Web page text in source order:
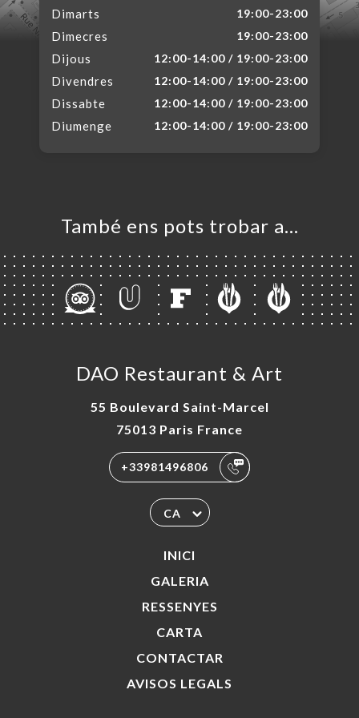
Dimarts 19:00-23:00
Dimecres 19:00-23:00
Dijous 12:00-14:00 / 19:00-23:00
Divendres 12:00-14:00 / 19:00-23:00
Dissabte 12:00-14:00 / 19:00-23:00
Diumenge 12:00-14:00 / 19:00-23:00
També ens pots trobar a…
DAO Restaurant & Art
55 Boulevard Saint-Marcel
75013 Paris France
+33981496806
CA
INICI
GALERIA
RESSENYES
CARTA
CONTACTAR
AVISOS LEGALS